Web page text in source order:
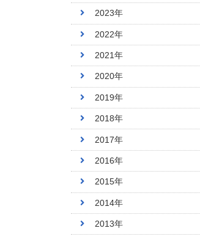
2023年
2022年
2021年
2020年
2019年
2018年
2017年
2016年
2015年
2014年
2013年